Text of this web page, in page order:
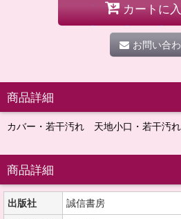
カートに
お問い合
商品詳細
カバー・若干汚れ 天地小口・若干汚
商品詳細
出版社
誠信書房